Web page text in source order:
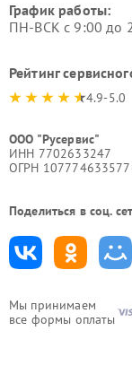
Мы принимаем
все формы оплаты
График работы:
ПН-ВСК с 9:00 до
Рейтинг
4.9-5.0
ООО "Русервис"
ИНН 7702633247
ОГРН
Поделиться в соц.